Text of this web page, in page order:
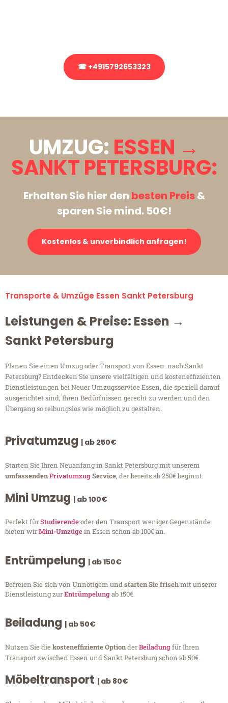
☎ +4915792653323
UMZUG: ESSEN →
SANKT PETERSBURG:
Erhalten Sie hier den besten Preis&
sparen Sie mind. 50€!
Kostenlos & unverbindlich anfragen!
Transporte & Umzüge Essen Sankt Petersburg
Leistungen & Preise: Essen →
Sankt Petersburg
Planen Sie einen Umzug oder Transport von Essen nach Sankt
Petersburg? Entdecken Sie unsere vielfältigen und kosteneffizienten
Dienstleistungen bei Neuer Umzugsservice Essen, die speziell darauf
ausgerichtet sind, Ihren Bedürfnissen gerecht zu werden und den
Übergang so reibungslos wie möglich zu gestalten.
Privatumzug | ab 250€
Starten Sie Ihren Neuanfang in Sankt Petersburg mit unserem
umfassendenPrivatumzugService, der bereits ab 250€ beginnt.
Mini Umzug | ab 100€
Perfekt fürStudierendeoder den Transport weniger Gegenstände
bieten wirMini-Umzügein Essen schon ab 100€ an.
Entrümpelung | ab 150€
Befreien Sie sich von Unnötigem undstarten Sie frischmit unserer
Dienstleistung zurEntrümpelungab 150€.
Beiladung | ab 50€
Nutzen Sie diekosteneffiziente OptionderBeiladungfür Ihren
Transport zwischen Essen und Sankt Petersburg schon ab 50€.
Möbeltransport | ab 80€